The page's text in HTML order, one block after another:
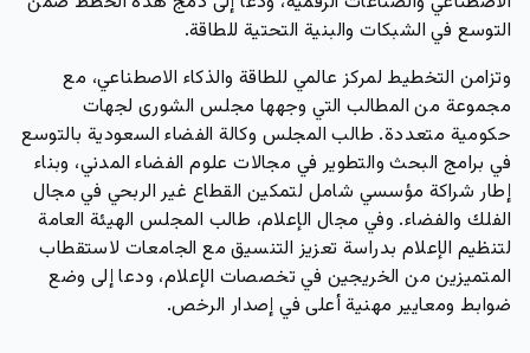
التوسع في الشبكات والبنية التحتية للطاقة.
وتزامن التخطيط لمركز عالمي للطاقة والذكاء الاصطناعي، مع
مجموعة من المطالب التي وجهها مجلس الشورى لجهات
حكومية متعددة. طالب المجلس وكالة الفضاء السعودية بالتوسع
في برامج البحث والتطوير في مجالات علوم الفضاء المدني، وبناء
إطار شراكة مؤسسي شامل لتمكين القطاع غير الربحي في مجال
الفلك والفضاء. وفي مجال الإعلام، طالب المجلس الهيئة العامة
لتنظيم الإعلام بدراسة تعزيز التنسيق مع الجامعات لاستقطاب
المتميزين من الخريجين في تخصصات الإعلام، ودعا إلى وضع
ضوابط ومعايير مهنية أعلى في إصدار الرخص.